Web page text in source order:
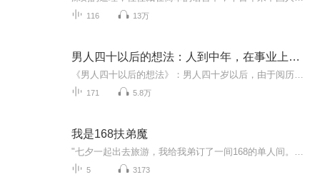
116 13万
男人四十以后的想法：人到中年，在事业上应有所作为，在生活上要有所担当
171 5.8万
我是168扶弟魔
5 3173